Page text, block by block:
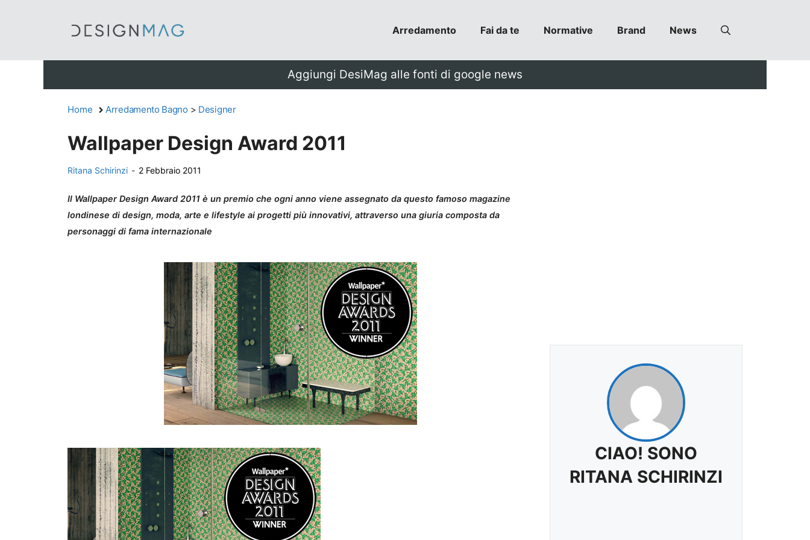
Arredamento Fai da te Normative Brand News
Aggiungi DesiMag alle fonti di google news
Home Arredamento Bagno > Designer
Wallpaper Design Award 2011
Ritana Schirinzi - 2 Febbraio 2011
Il Wallpaper Design Award 2011 è un premio che ogni anno viene assegnato da questo famoso magazine
londinese di design, moda, arte e lifestyle ai progetti più innovativi, attraverso una giuria composta da
personaggi di fama internazionale
CIAO! SONO
RITANA SCHIRINZI